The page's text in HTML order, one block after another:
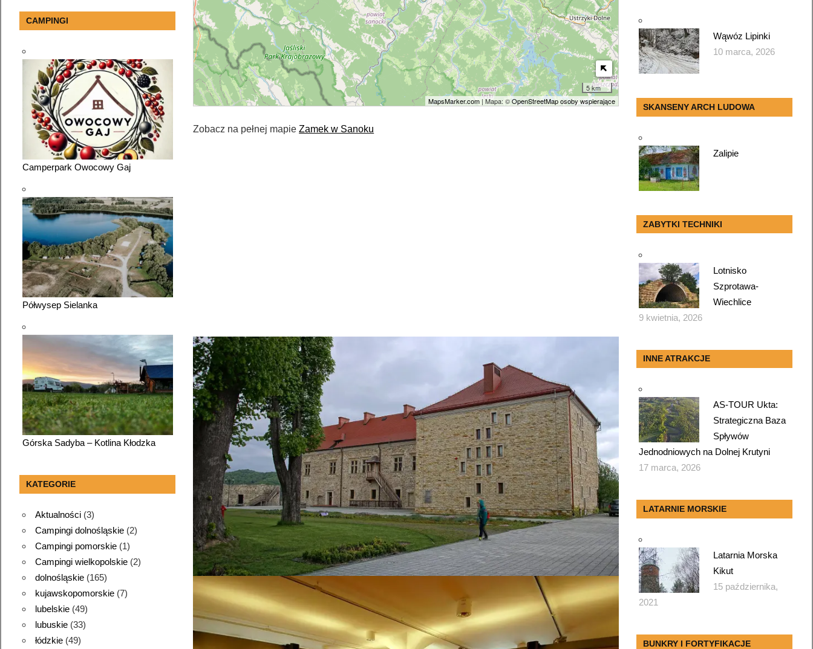
5 km
MapsMarker.com| Mapa: ©OpenStreetMap osoby wspierające
Zobacz na pełnej mapieZamek w Sanoku
CAMPINGI
Camperpark Owocowy Gaj
Półwysep Sielanka
Górska Sadyba – Kotlina Kłodzka
KATEGORIE
Aktualności(3)
Campingi dolnośląskie(2)
Campingi pomorskie(1)
Campingi wielkopolskie(2)
dolnośląskie(165)
kujawskopomorskie(7)
lubelskie(49)
lubuskie(33)
łódzkie(49)
Wąwóz Lipinki
10 marca, 2026
SKANSENY ARCH LUDOWA
Zalipie
ZABYTKI TECHNIKI
Lotnisko
Szprotawa-
Wiechlice
9 kwietnia, 2026
INNE ATRAKCJE
AS-TOUR Ukta:
Strategiczna Baza
Spływów
Jednodniowych na Dolnej Krutyni
17 marca, 2026
LATARNIE MORSKIE
Latarnia Morska
Kikut
15 października,
2021
BUNKRY I FORTYFIKACJE